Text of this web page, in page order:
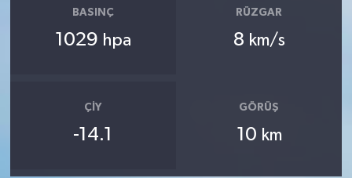
BASINÇ
1029 hpa
RÜZGAR
8 km/s
ÇIY
-14.1
GÖRÜŞ
10 km